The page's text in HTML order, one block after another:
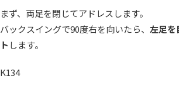
まず、両足を閉じてアドレスします。
バックスイングで90度右を向いたら、 左足を
ト します。
K134